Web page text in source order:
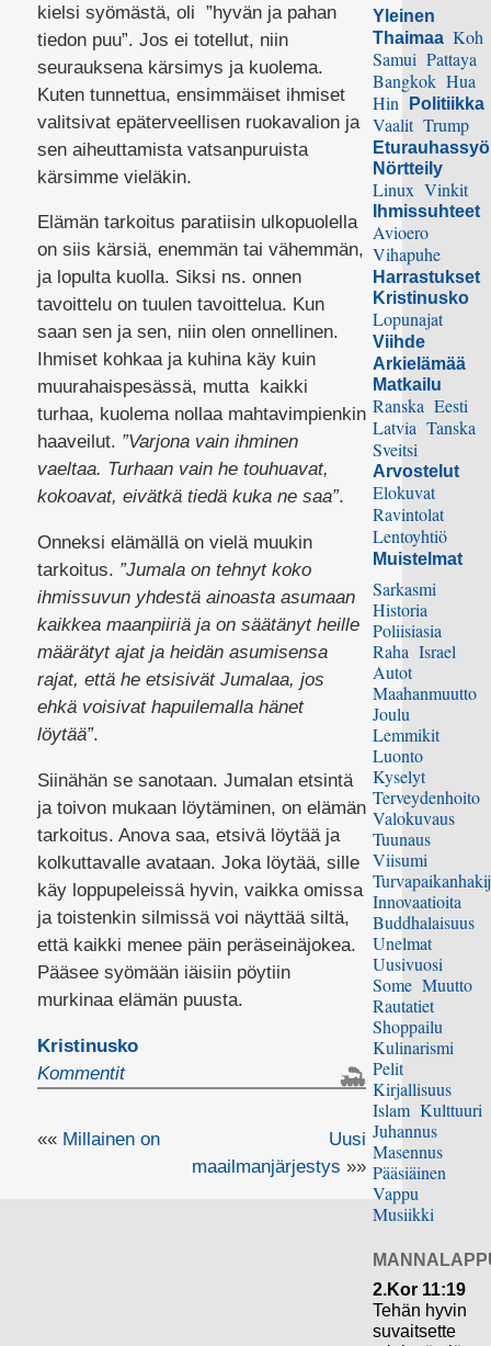
kielsi syömästä, oli ”hyvän ja pahan
tiedon puu”. Jos ei totellut, niin
seurauksena kärsimys ja kuolema.
Kuten tunnettua, ensimmäiset ihmiset
valitsivat epäterveellisen ruokavalion ja
sen aiheuttamista vatsanpuruista
kärsimme vieläkin.
Elämän tarkoitus paratiisin ulkopuolella
on siis kärsiä, enemmän tai vähemmän,
ja lopulta kuolla. Siksi ns. onnen
tavoittelu on tuulen tavoittelua. Kun
saan sen ja sen, niin olen onnellinen.
Ihmiset kohkaa ja kuhina käy kuin
muurahaispesässä, mutta kaikki
turhaa, kuolema nollaa mahtavimpienkin
haaveilut. ”Varjona vain ihminen
vaeltaa. Turhaan vain he touhuavat,
kokoavat, eivätkä tiedä kuka ne saa”.
Onneksi elämällä on vielä muukin
tarkoitus. ”Jumala on tehnyt koko
ihmissuvun yhdestä ainoasta asumaan
kaikkea maanpiiriä ja on säätänyt heille
määrätyt ajat ja heidän asumisensa
rajat, että he etsisivät Jumalaa, jos
ehkä voisivat hapuilemalla hänet
löytää”.
Siinähän se sanotaan. Jumalan etsintä
ja toivon mukaan löytäminen, on elämän
tarkoitus. Anova saa, etsivä löytää ja
kolkuttavalle avataan. Joka löytää, sille
käy loppupeleissä hyvin, vaikka omissa
ja toistenkin silmissä voi näyttää siltä,
että kaikki menee päin peräseinäjokea.
Pääsee syömään iäisiin pöytiin
murkinaa elämän puusta.
Kristinusko
Kommentit
«« Millainen on
Uusi
maailmanjärjestys »»
Yleinen
Thaimaa Koh
Samui Pattaya
Bangkok Hua
Hin
Politiikka
Vaalit Trump
Nörtteily
Linux Vinkit
Ihmissuhteet
Avioero
Vihapuhe
Harrastukset
Kristinusko
Lopunajat
Viihde
Arkielämää
Matkailu
Ranska Eesti
Latvia Tanska
Sveitsi
Arvostelut
Elokuvat
Ravintolat
Lentoyhtiö
Muistelmat
Sarkasmi
Historia
Poliisiasia
Raha Israel
Autot
Maahanmuutto
Joulu
Lemmikit
Luonto
Kyselyt
Terveydenhoito
Valokuvaus
Tuunaus
Viisumi
Innovaatioita
Buddhalaisuus
Unelmat
Uusivuosi
Some Muutto
Rautatiet
Shoppailu
Kulinarismi
Pelit
Kirjallisuus
Islam Kulttuuri
Juhannus
Masennus
Pääsiäinen
Vappu
Musiikki
2.Kor 11:19
Tehän hyvin
suvaitsette